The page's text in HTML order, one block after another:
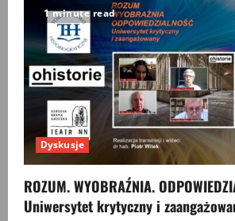
Polsce
1945-
1989
–
jak
się
pisze
i
rozumie
tę
historię?
1 minute read
Dyskusje
ROZUM. WYOBRAŹNIA.
Uniwersytet krytyczny i